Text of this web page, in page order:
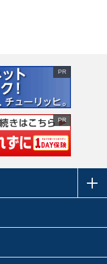
PR
PR